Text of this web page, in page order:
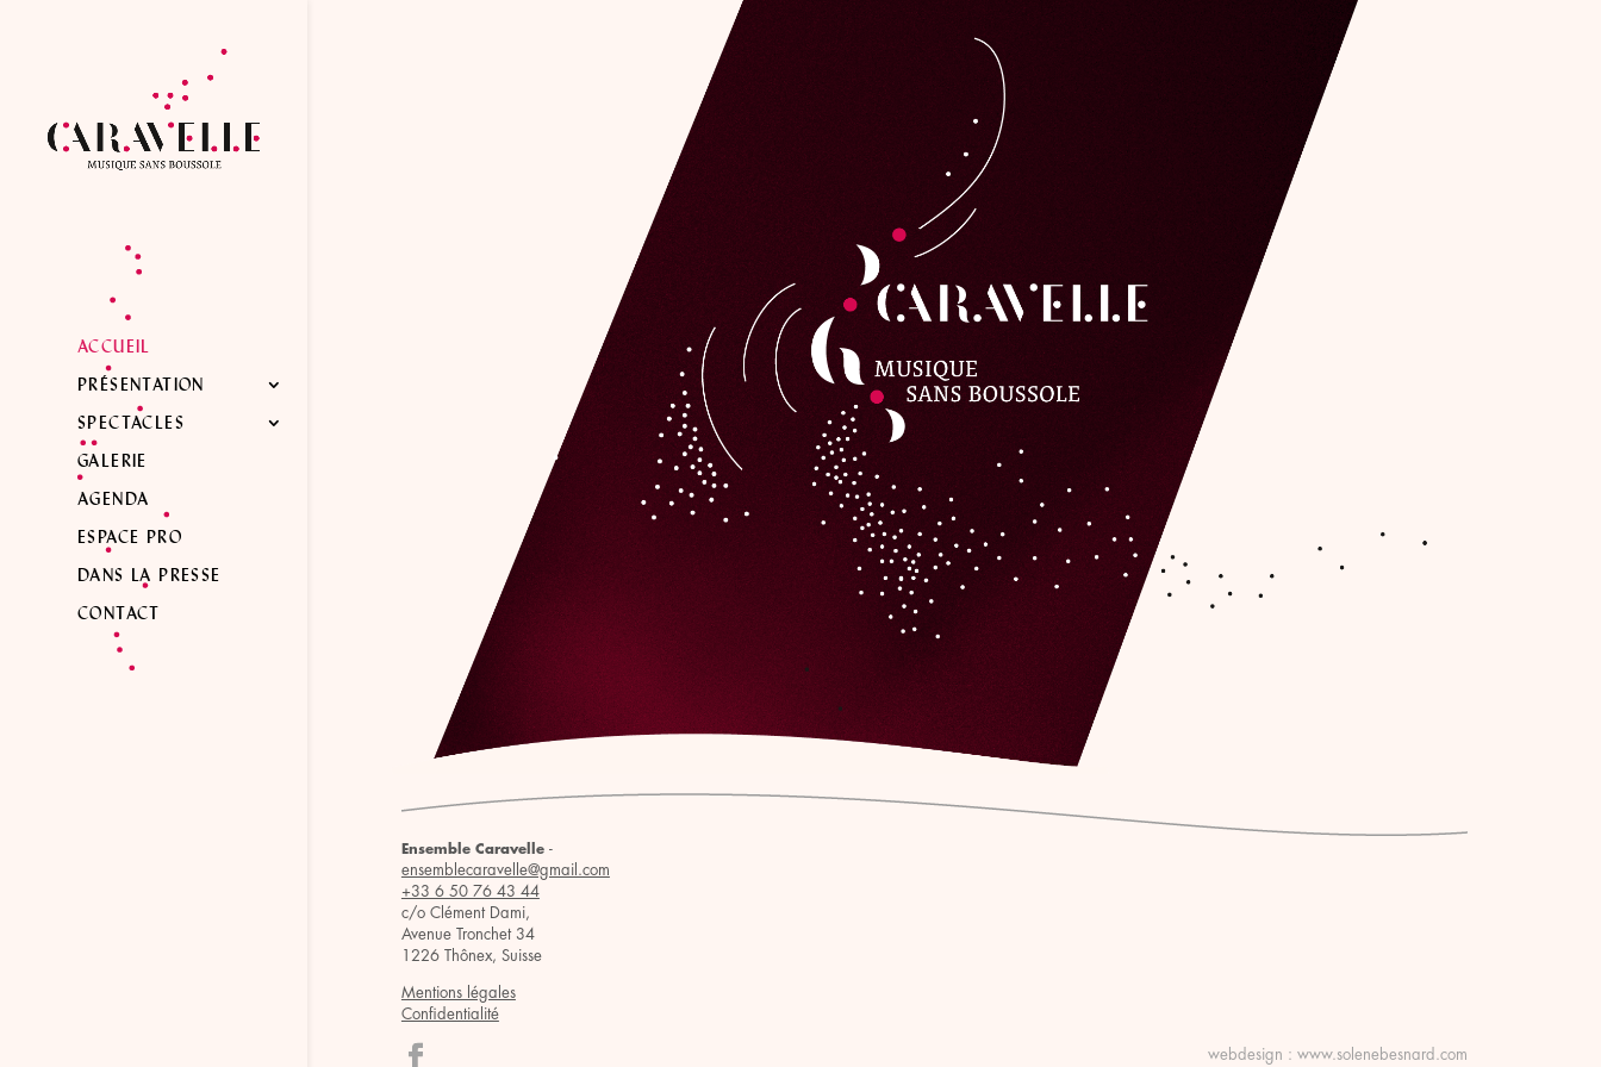
ACCUEIL
PRÉSENTATION
SPECTACLES
GALERIE
AGENDA
ESPACE PRO
DANS LA PRESSE
CONTACT
Ensemble Caravelle-
ensemblecaravelle@gmail.com
+33 6 50 76 43 44
c/o Clément Dami,
Avenue Tronchet 34
1226 Thônex, Suisse
Mentions légales
Confidentialité
webdesign :www.solenebesnard.com